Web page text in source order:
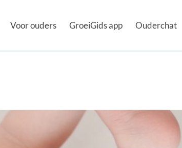
Voor ouders GroeiGids app Ouderchat